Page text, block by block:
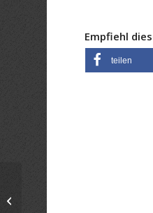
Empfiehl
teilen